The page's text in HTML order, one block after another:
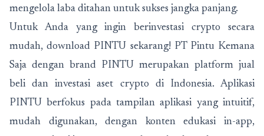
mengelola laba ditahan untuk sukses jangka panjang.
Untuk Anda yang ingin berinvestasi crypto secara
mudah, download PINTU sekarang! PT Pintu Kemana
Saja dengan brand PINTU merupakan platform jual
beli dan investasi aset crypto di Indonesia. Aplikasi
PINTU berfokus pada tampilan aplikasi yang intuitif,
mudah digunakan, dengan konten edukasi in-app,